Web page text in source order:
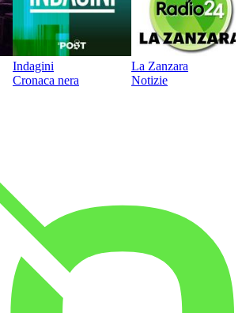
Indagini
Cronaca nera
La Zanzara
Notizie